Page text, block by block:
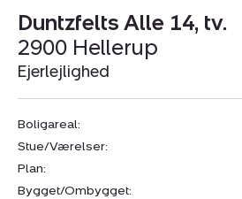
Duntzfelts Alle 14, tv.
2900 Hellerup
Ejerlejlighed
Boligareal:
Stue/Værelser:
Plan:
Bygget/Ombygget: